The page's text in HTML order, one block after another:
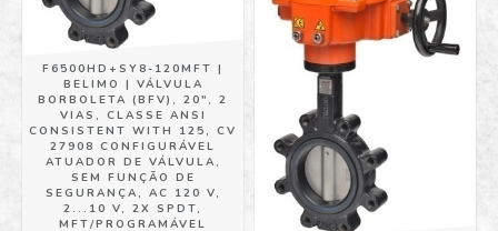
F6500HD+SY8-120MFT |
BELIMO | VÁLVULA
BORBOLETA (BFV), 20", 2
VIAS, CLASSE ANSI
CONSISTENT WITH 125, CV
27908 CONFIGURÁVEL
ATUADOR DE VÁLVULA,
SEM FUNÇÃO DE
SEGURANÇA, AC 120 V,
2...10 V, 2X SPDT,
MFT/PROGRAMÁVEL